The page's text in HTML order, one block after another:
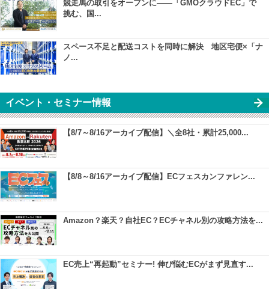
競走馬の取引をオープンに――「GMOクラウドEC」で
挑む、国...
スペース不足と配送コストを同時に解決 地区宅便×「ナ
ノ...
イベント・セミナー情報
【8/7～8/16アーカイブ配信】＼全8社・累計25,000...
【8/8～8/16アーカイブ配信】ECフェスカンファレン...
Amazon？楽天？自社EC？ECチャネル別の攻略方法を...
EC売上“再起動”セミナー! 伸び悩むECがまず見直す...